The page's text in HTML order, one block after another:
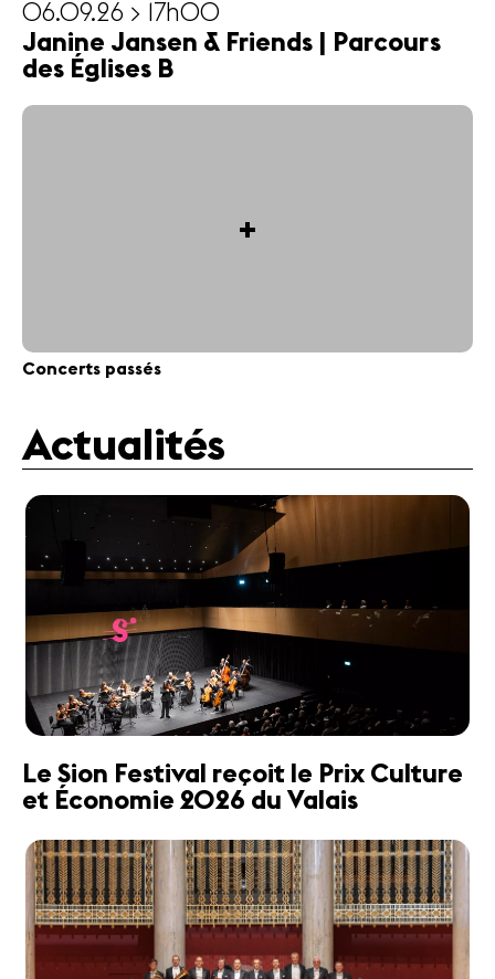
06.09.26 > 17h00
Janine Jansen & Friends | Parcours
des Églises B
+
Concerts passés
Actualités
Le Sion Festival reçoit le Prix Culture
et Économie 2026 du Valais